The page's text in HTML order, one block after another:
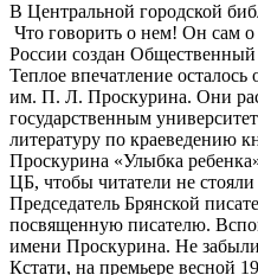
В Центральной городской
Что говорить о нем! Он сам
России создан
Теплое впечатление
им. П. Л. Проскурина. Они
государственным
литературу по краеведению
Проскурина «Улыбка
ЦБ, чтобы читатели не стояли
Председатель Брянской
посвященную писателю.
имени Проскурина. Не
Кстати, на премьере весной